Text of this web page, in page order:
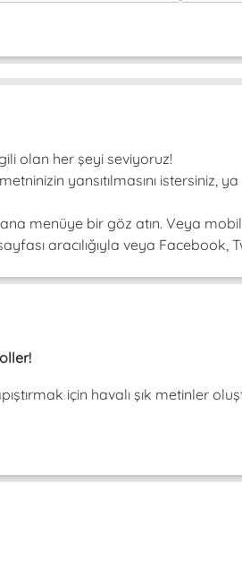
olan her şeyi seviyoruz!
yansıtılmasını istersiniz,
menüye bir göz atın. Veya
aracılığıyla veya Facebook,
için havalı şık metinler